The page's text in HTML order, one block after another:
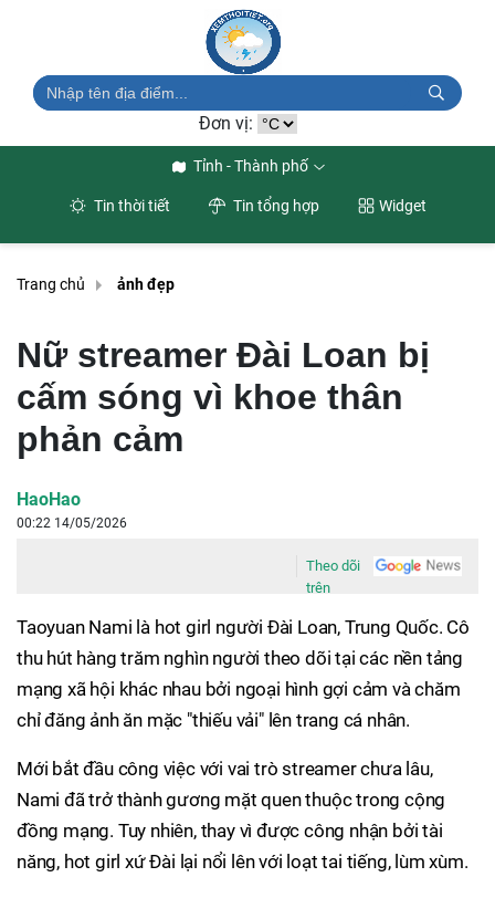
Đơn vị:
Tỉnh - Thành phố
Tin thời tiết Tin tổng hợp Widget
Trang chủ ảnh đẹp
Nữ streamer Đài Loan bị
cấm sóng vì khoe thân
phản cảm
HaoHao
00:22 14/05/2026
Theo dõi
trên
Taoyuan Nami là hot girl người Đài Loan, Trung Quốc. Cô
thu hút hàng trăm nghìn người theo dõi tại các nền tảng
mạng xã hội khác nhau bởi ngoại hình gợi cảm và chăm
chỉ đăng ảnh ăn mặc "thiếu vải" lên trang cá nhân.
Mới bắt đầu công việc với vai trò streamer chưa lâu,
Nami đã trở thành gương mặt quen thuộc trong cộng
đồng mạng. Tuy nhiên, thay vì được công nhận bởi tài
năng, hot girl xứ Đài lại nổi lên với loạt tai tiếng, lùm xùm.